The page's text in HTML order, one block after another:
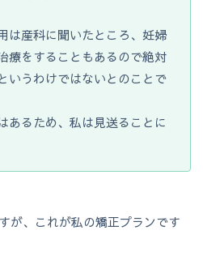
は産科に聞いたところ、妊婦
療をすることもあるので絶対
いうわけではないとのことで
あるため、私は見送ることに
が、これが私の矯正プランです